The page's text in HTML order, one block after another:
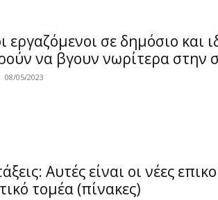
εργαζόμενοι σε δημόσιο και
να βγουν νωρίτερα στην
- 08/05/2023
Αυτές είναι οι νέες
τομέα (πίνακες)